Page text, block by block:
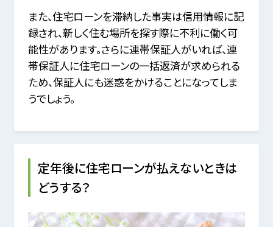
また、住宅ローンを滞納した事実は信用情報に記
録され、新しく住む場所を探す際に不利に働く可
能性があります。さらに連帯保証人がいれば、連
帯保証人に住宅ローンの一括返済が求められる
ため、保証人にも迷惑をかけることになってしま
うでしょう。
定年後に住宅ローンが払えないときは
どうする？